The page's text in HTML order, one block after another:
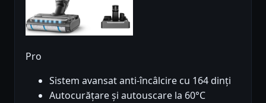
Pro
Sistem avansat anti-încâlcire cu 164 dinți
Autocurățare și autouscare la 60°C